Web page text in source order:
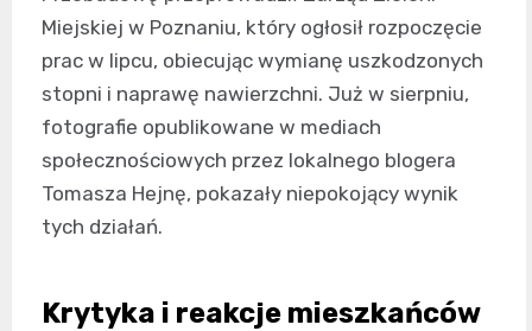
Miejskiej w Poznaniu, który ogłosił rozpoczęcie
prac w lipcu, obiecując wymianę uszkodzonych
stopni i naprawę nawierzchni. Już w sierpniu,
fotografie opublikowane w mediach
społecznościowych przez lokalnego blogera
Tomasza Hejnę, pokazały niepokojący wynik
tych działań.
Krytyka i reakcje mieszkańców